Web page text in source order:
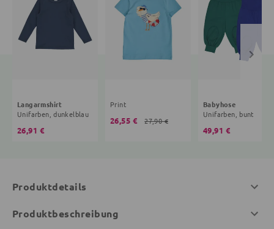
Langarmshirt
Unifarben, dunkelblau
26,91 €
Print
26,55 € 27,90 €
Babyhose
Unifarben, bunt
49,91 €
Produktdetails
Produktbeschreibung